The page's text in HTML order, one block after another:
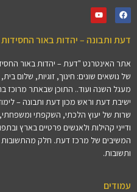
דעת ותבונה – יהדות באור
אתר האינטרנט "דעת – יהדות באור
של נושאים שונים: חינוך, זוגיות, שלום
מעגל השנה ועוד.. התוכן שבאתר מרוכז
ישיבת דעת וראש מכון דעת ותבונה –
שרות של יעוץ הלכתי, השקפתי
ודייני קהילות ולאנשים פרטיים בארץ
המשיבים של מרכז דעת. חלק
ותשובות.
עמודים